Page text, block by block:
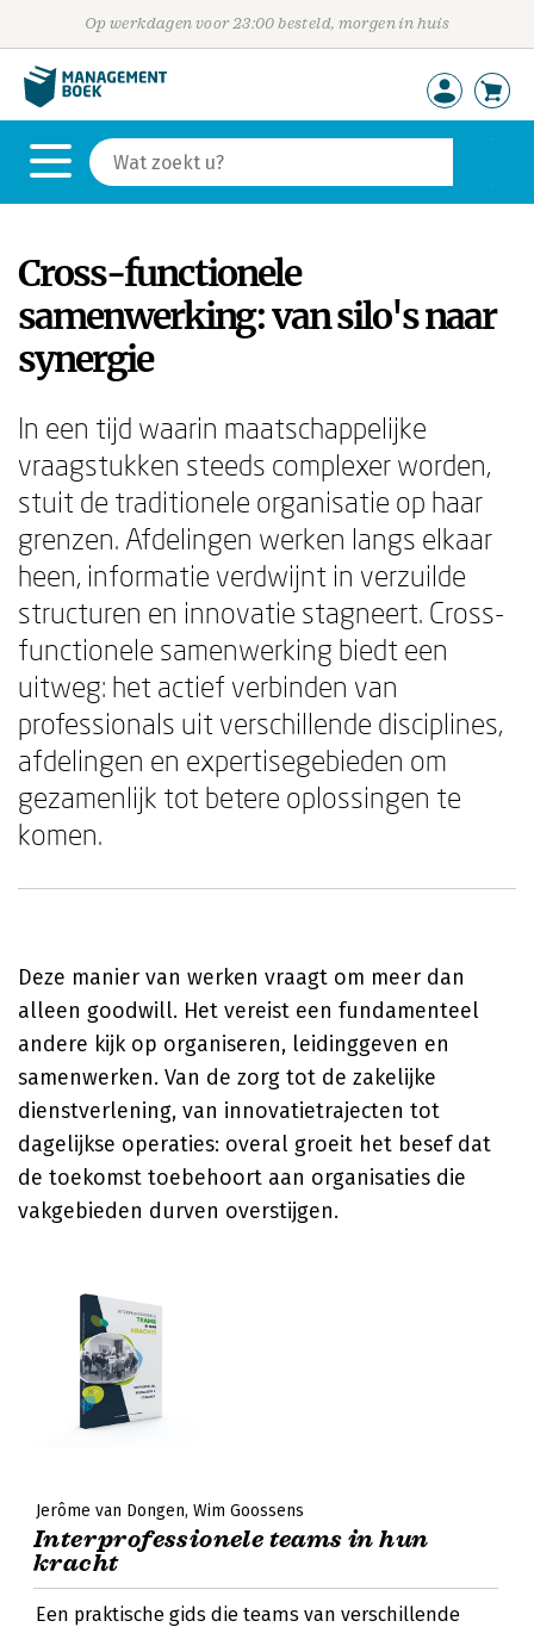
Op werkdagen voor 23:00 besteld, morgen in huis
Cross-functionele
samenwerking: van silo's naar
synergie
In een tijd waarin maatschappelijke
vraagstukken steeds complexer worden,
stuit de traditionele organisatie op haar
grenzen. Afdelingen werken langs elkaar
heen, informatie verdwijnt in verzuilde
structuren en innovatie stagneert. Cross-
functionele samenwerking biedt een
uitweg: het actief verbinden van
professionals uit verschillende disciplines,
afdelingen en expertisegebieden om
gezamenlijk tot betere oplossingen te
komen.
Deze manier van werken vraagt om meer dan
alleen goodwill. Het vereist een fundamenteel
andere kijk op organiseren, leidinggeven en
samenwerken. Van de zorg tot de zakelijke
dienstverlening, van innovatietrajecten tot
dagelijkse operaties: overal groeit het besef dat
de toekomst toebehoort aan organisaties die
vakgebieden durven overstijgen.
Jerôme van Dongen Wim Goossens
Interprofessionele teams in hun
kracht
Een praktische gids die teams van verschillende